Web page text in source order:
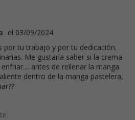
el 03/09/2024
por tu trabajo y por tu dedicación.
Me gustaría saber si la crema
antes de rellenar la manga
dentro de la manga pastelera,